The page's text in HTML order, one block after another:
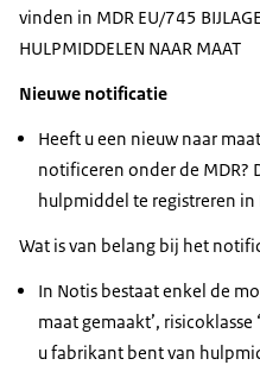
vinden in MDR EU/745
HULPMIDDELEN NAAR MAAT
Nieuwe notificatie
Heeft u een nieuw naar
notificeren onder de MDR?
hulpmiddel te registreren in
Wat is van belang bij het
In Notis bestaat enkel de
maat gemaakt’, risicoklasse
u fabrikant bent van